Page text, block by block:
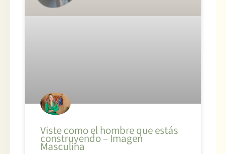
Viste como el hombre que estás
construyendo – Imagen
Masculina